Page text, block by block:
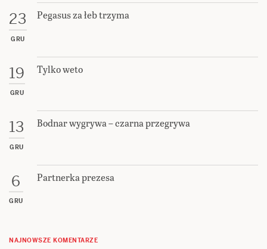
23
GRU
Pegasus za łeb trzyma
19
GRU
Tylko weto
13
GRU
Bodnar wygrywa – czarna przegrywa
6
GRU
Partnerka prezesa
NAJNOWSZE KOMENTARZE